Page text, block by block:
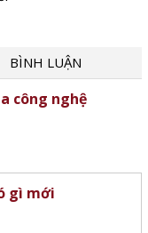
BÌNH LUẬN
công nghệ
gì mới